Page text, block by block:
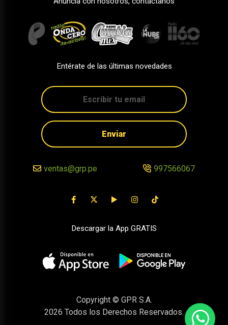
Entérate de las últimas novedades
Enviar
ventas@grp.pe 997566067
Descargar la App GRATIS
Copyright © GPR S.A.
2026 Todos los Derechos Reservados.